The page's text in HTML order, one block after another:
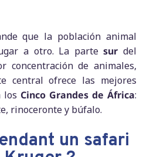
que la población animal
a otro. La partesur del
concentración de animales,
central ofrece las mejores
los Cinco Grandes de África:
rinoceronte y búfalo.
un safari